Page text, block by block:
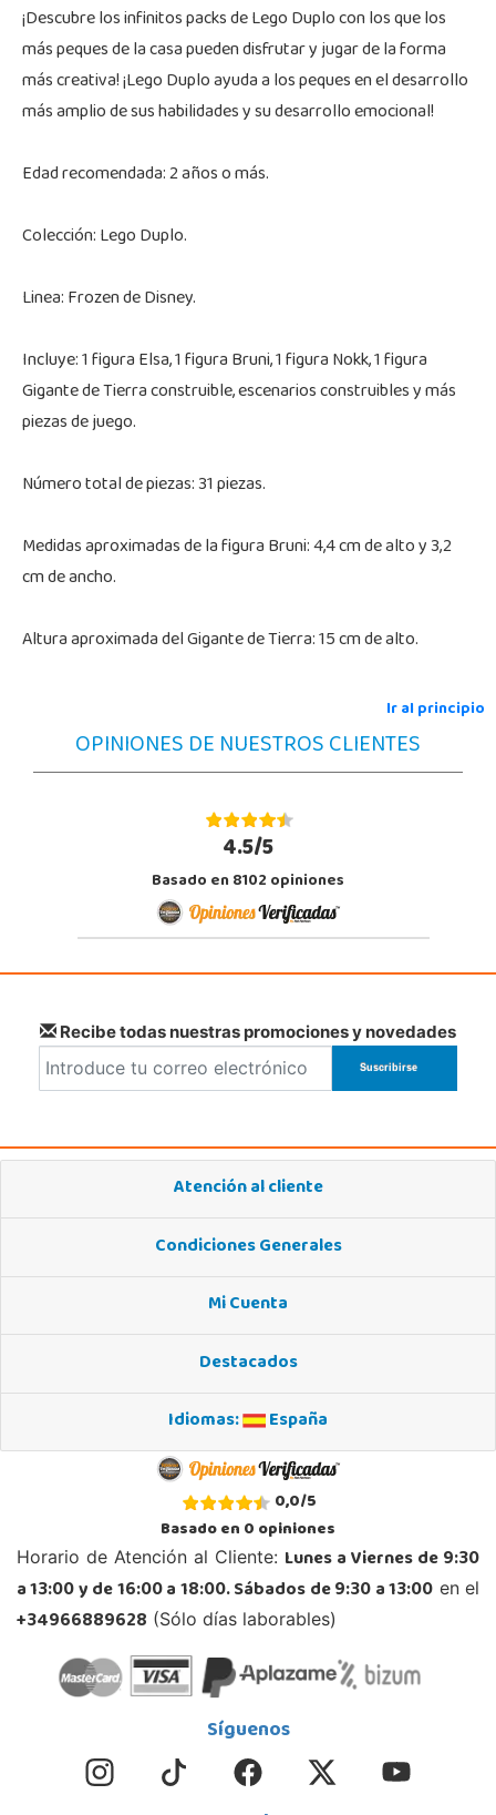
¡Descubre los infinitos packs de Lego Duplo con los que los
más peques de la casa pueden disfrutar y jugar de la forma
más creativa! ¡Lego Duplo ayuda a los peques en el desarrollo
más amplio de sus habilidades y su desarrollo emocional!
Edad recomendada: 2 años o más.
Colección: Lego Duplo.
Linea: Frozen de Disney.
Incluye: 1 figura Elsa, 1 figura Bruni, 1 figura Nokk, 1 figura
Gigante de Tierra construible, escenarios construibles y más
piezas de juego.
Número total de piezas: 31 piezas.
Medidas aproximadas de la figura Bruni: 4,4 cm de alto y 3,2
cm de ancho.
Altura aproximada del Gigante de Tierra: 15 cm de alto.
Ir al principio
OPINIONES DE NUESTROS CLIENTES
4.5/5
Basado en 8102 opiniones
Recibe todas nuestras promociones y novedades
Atención al cliente
Condiciones Generales
Mi Cuenta
Destacados
Idiomas:
España
0,0/5
Basado en0opiniones
Horario de Atención al Cliente: Lunes a Viernes de 9:30
a 13:00 y de 16:00 a 18:00. Sábados de 9:30 a 13:00 en el
+34966889628 (Sólo días laborables)
Síguenos